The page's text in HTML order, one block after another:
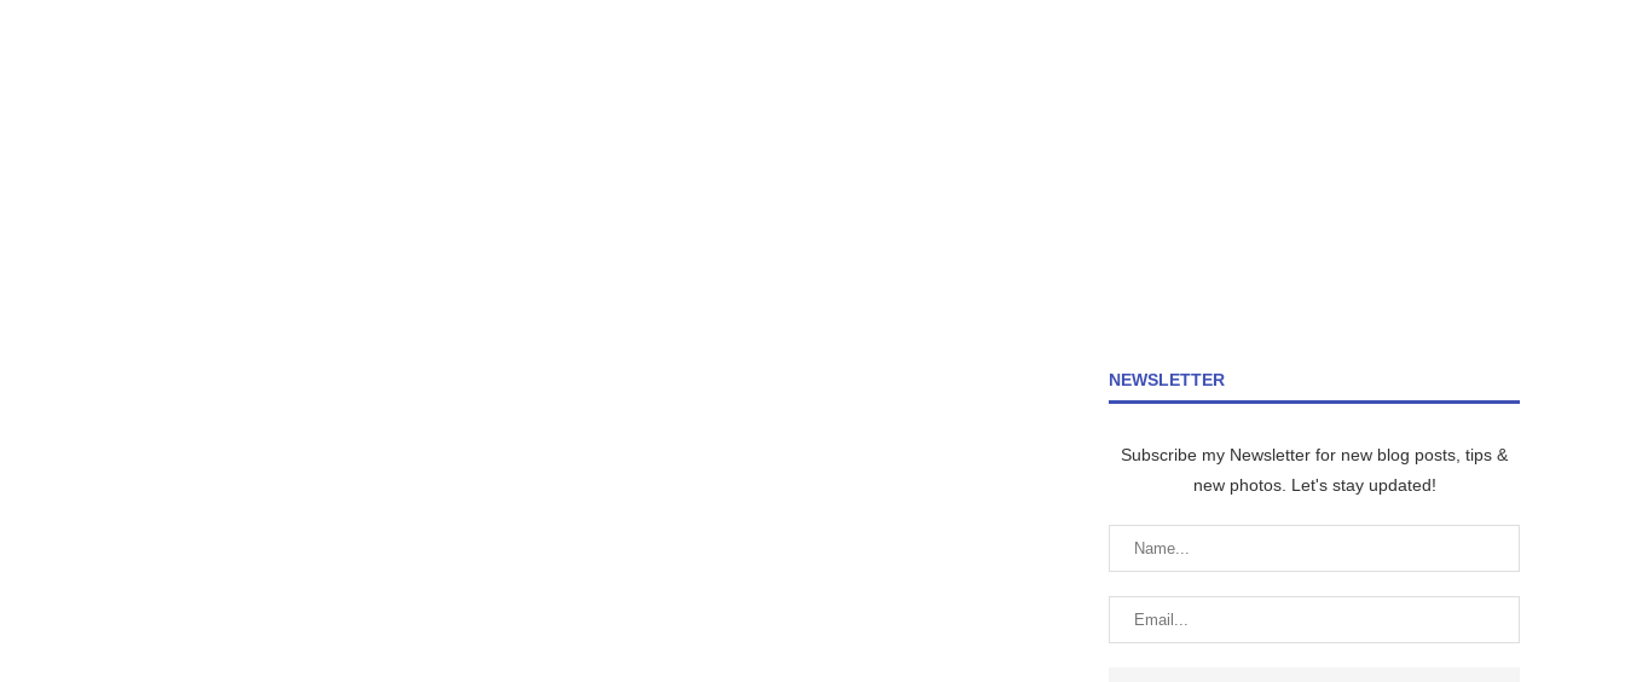
NEWSLETTER
Subscribe my Newsletter for new blog posts, tips &
new photos. Let's stay updated!